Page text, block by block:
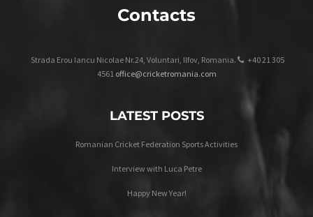
Contacts
Strada Erou Iancu Nicolae Nr.24, Voluntari, Ilfov, Romania.
+40 21 305
4561 office@cricketromania.com
LATEST POSTS
Romanian Cricket Federation Sports Activities
Interview with Luca Petre
Happy New Year!